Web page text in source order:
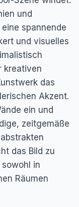
und
spannende
und visuelles
kreativen
das
Akzent.
ein und
zeitgemäße
das Bild zu
in
Räumen